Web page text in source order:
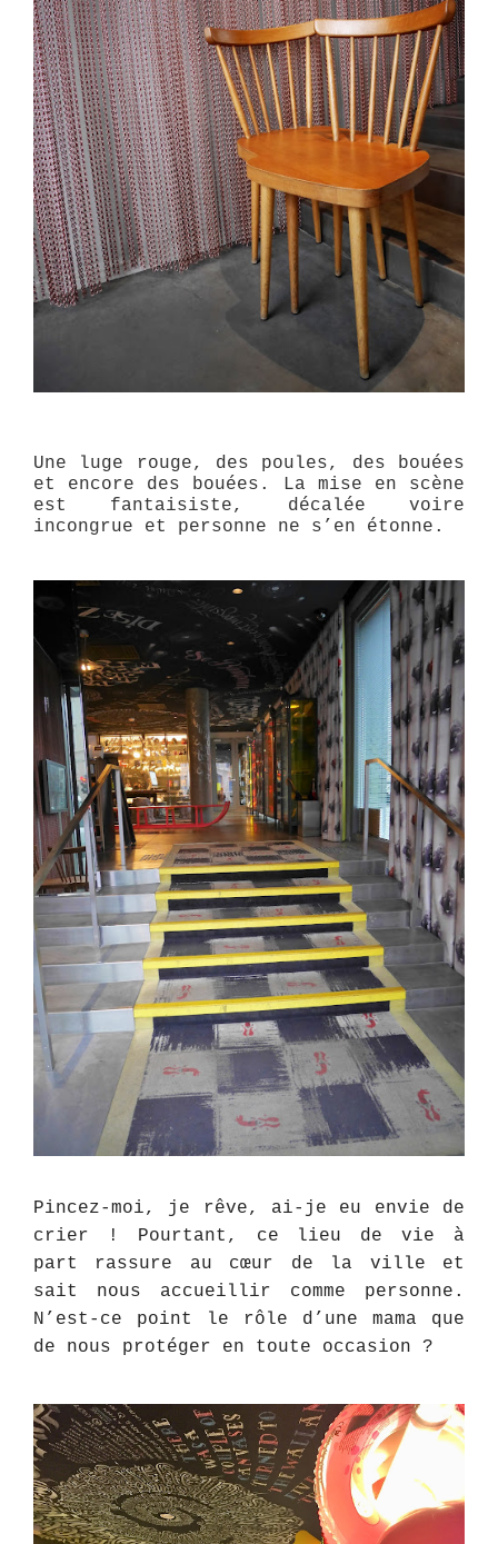
Une luge rouge, des poules, des bouées
et encore des bouées. La mise en scène
est fantaisiste, décalée voire
incongrue et personne ne s’en étonne.
Pincez-moi, je rêve, ai-je eu envie de
crier ! Pourtant, ce lieu de vie à
part rassure au cœur de la ville et
sait nous accueillir comme personne.
N’est-ce point le rôle d’une mama que
de nous protéger en toute occasion ?